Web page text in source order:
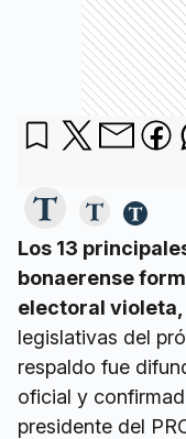
Los 13
bonaerense
electoral violeta,
legislativas del
respaldo fue
oficial y
presidente del